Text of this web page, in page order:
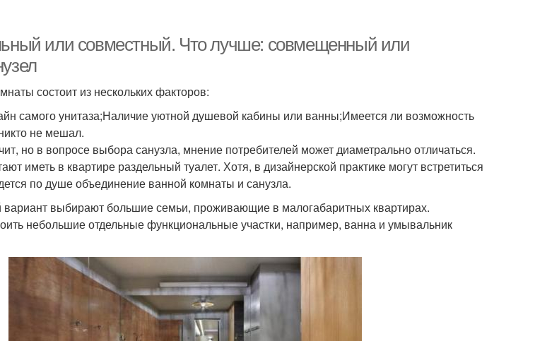
или совместный. Что лучше: совмещенный или
состоит из нескольких факторов:
самого унитаза;Наличие уютной душевой кабины или ванны;Имеется ли возможность
не мешал.
но в вопросе выбора санузла, мнение потребителей может диаметрально отличаться.
иметь в квартире раздельный туалет. Хотя, в дизайнерской практике могут встретиться
по душе объединение ванной комнаты и санузла.
вариант выбирают большие семьи, проживающие в малогабаритных квартирах.
небольшие отдельные функциональные участки, например, ванна и умывальник